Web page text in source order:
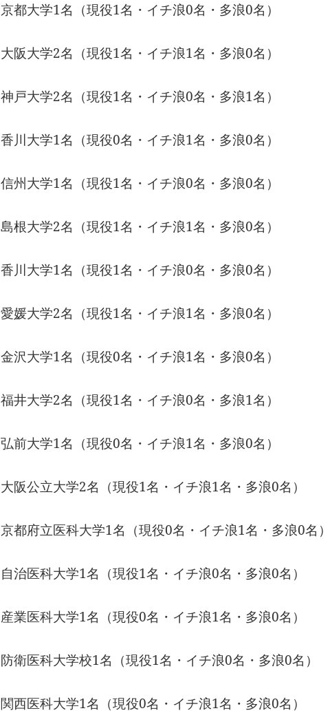
京都大学1名（現役1名・イチ浪0名・多浪0名）
大阪大学2名（現役1名・イチ浪1名・多浪0名）
神戸大学2名（現役1名・イチ浪0名・多浪1名）
香川大学1名（現役0名・イチ浪1名・多浪0名）
信州大学1名（現役1名・イチ浪0名・多浪0名）
島根大学2名（現役1名・イチ浪1名・多浪0名）
香川大学1名（現役1名・イチ浪0名・多浪0名）
愛媛大学2名（現役1名・イチ浪1名・多浪0名）
金沢大学1名（現役0名・イチ浪1名・多浪0名）
福井大学2名（現役1名・イチ浪0名・多浪1名）
弘前大学1名（現役0名・イチ浪1名・多浪0名）
大阪公立大学2名（現役1名・イチ浪1名・多浪0名）
京都府立医科大学1名（現役0名・イチ浪1名・多浪0名）
自治医科大学1名（現役1名・イチ浪0名・多浪0名）
産業医科大学1名（現役0名・イチ浪1名・多浪0名）
防衛医科大学校1名（現役1名・イチ浪0名・多浪0名）
関西医科大学1名（現役0名・イチ浪1名・多浪0名）